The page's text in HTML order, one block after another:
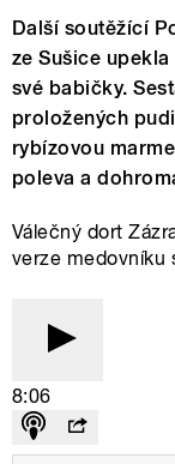
Další soutěžící
ze Sušice
své babičky.
proložených
rybízovou
poleva a
Válečný dort
verze medovníku
8:06